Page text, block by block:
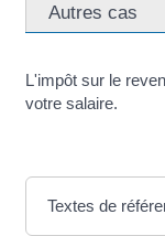
Autres cas
L'impôt sur le
votre salaire.
Textes de